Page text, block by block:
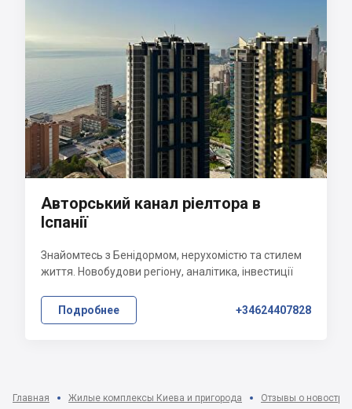
Авторський канал ріелтора в
Іспанії
Знайомтесь з Бенідормом, нерухомістю та стилем
життя. Новобудови регіону, аналітика, інвестиції
Подробнее +34624407828
Главная Жилые комплексы Киева и пригорода Отзывы о